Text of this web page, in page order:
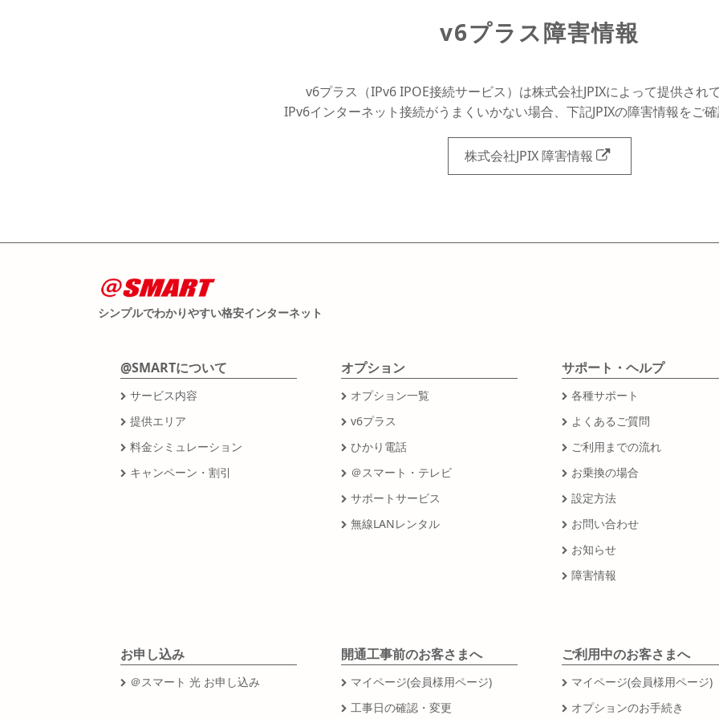
v6プラス障害情報
v6プラス（IPv6 IPOE接続サービス）は株式会社JPIXによって提供されて
IPv6インターネット接続がうまくいかない場合、下記JPIXの障害情報をご確
株式会社JPIX 障害情報
シンプルでわかりやすい格安インターネット
@SMARTについて
サービス内容
提供エリア
料金シミュレーション
キャンペーン・割引
オプション
オプション一覧
v6プラス
ひかり電話
＠スマート・テレビ
サポートサービス
無線LANレンタル
サポート・ヘルプ
各種サポート
よくあるご質問
ご利用までの流れ
お乗換の場合
設定方法
お問い合わせ
お知らせ
障害情報
お申し込み
＠スマート 光 お申し込み
開通工事前のお客さまへ
マイページ(会員様用ページ)
工事日の確認・変更
ご利用中のお客さまへ
マイページ(会員様用ページ)
オプションのお手続き